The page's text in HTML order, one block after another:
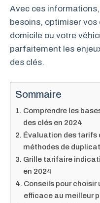
Avec ces
besoins, optimiser
domicile ou votre
parfaitement les
des clés.
Sommaire
Comprendre les
des clés en 2024
Évaluation des tarifs
méthodes de
Grille tarifaire
en 2024
Conseils pour choisir
efficace au meilleur